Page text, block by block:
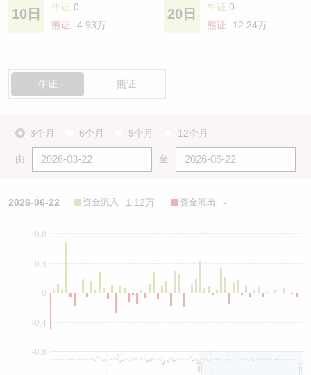
10日 牛证 0
熊证 -4.93万
20日 牛证 0
熊证 -12.24万
牛证 熊证
3个月 6个月 9个月 12个月
由 至
2026-06-22 资金流入 1.12万 资金流出 -
-0.8
0
0.8
-0.4
0.4